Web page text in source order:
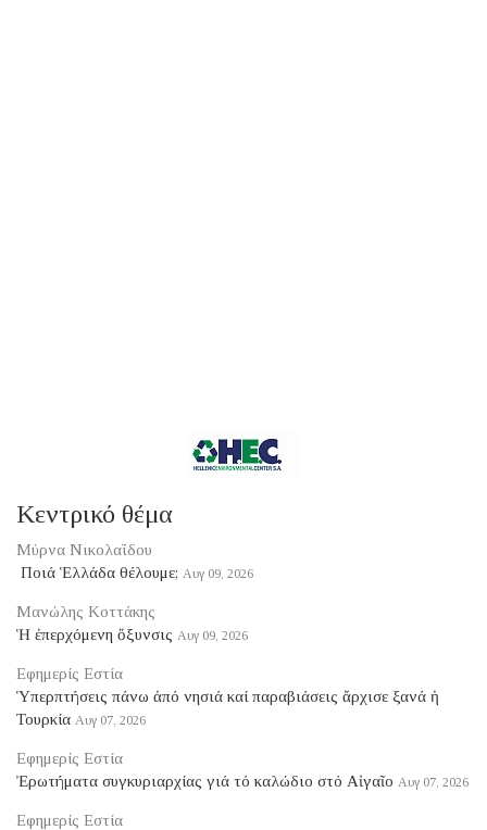
Κεντρικό θέμα
Μύρνα Νικολαΐδου
​ Ποιά Ἑλλάδα θέλουμε; Αυγ 09, 2026
Μανώλης Κοττάκης
Ἡ ἐπερχόμενη ὄξυνσις Αυγ 09, 2026
Εφημερίς Εστία
Ὑπερπτήσεις πάνω ἀπό νησιά καί παραβιάσεις ἄρχισε ξανά ἡ
Τουρκία Αυγ 07, 2026
Εφημερίς Εστία
Ἐρωτήματα συγκυριαρχίας γιά τό καλώδιο στό Αἰγαῖο Αυγ 07, 2026
Εφημερίς Εστία